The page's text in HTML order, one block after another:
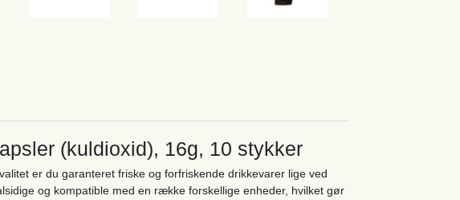
(kuldioxid), 16g, 10 stykker
er du garanteret friske og forfriskende drikkevarer lige ved
og kompatible med en række forskellige enheder, hvilket gør